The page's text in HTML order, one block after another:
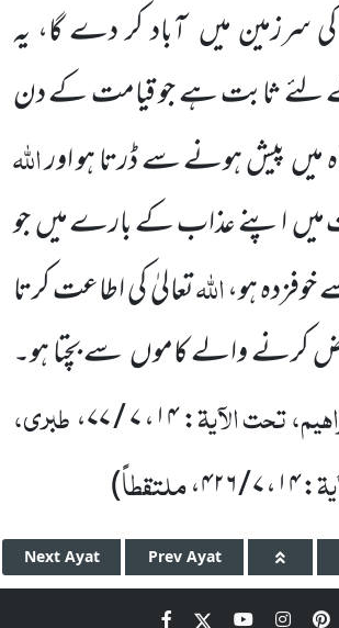
سرزمین میں آباد کر دے گا، یہ
ثابت ہے جو قیامت کے دن
میںپیش ہونےسے ڈرتا ہو اوراللّٰہ
اپنے عذاب کے بارےمیںجو
ہو،اللّٰہتعالیٰ کی اطاعتکرتا
کرنے والے کاموںسے بچتا ہو۔
تحت الآیۃ:۱۴،۷ / ۷۷ ،طبری،
:۱۴،۷ / ۴۲۶ ،ملتقطاً)
Next Ayat Prev Ayat